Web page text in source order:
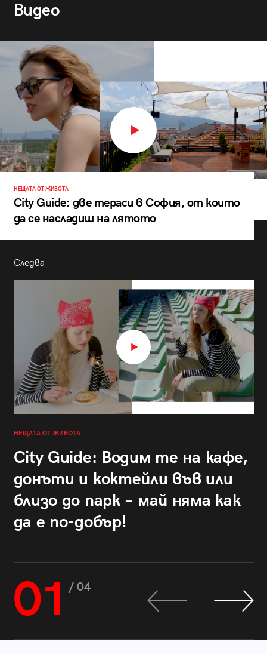
Видео
НЕЩАТА ОТ ЖИВОТА
City Guide: две тераси в София, от които
да се насладиш на лятото
Следва
НЕЩАТА ОТ ЖИВОТА
City Guide: Водим те на кафе,
донъти и коктейли във или
близо до парк – май няма как
да е по-добър!
01 / 04